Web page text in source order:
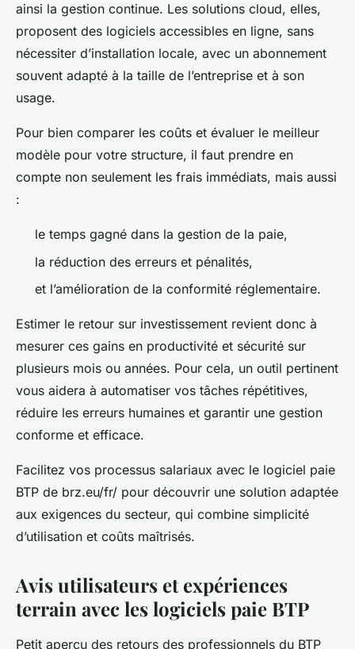
ainsi la gestion continue. Les solutions cloud, elles,
proposent des logiciels accessibles en ligne, sans
nécessiter d’installation locale, avec un abonnement
souvent adapté à la taille de l’entreprise et à son
usage.
Pour bien comparer les coûts et évaluer le meilleur
modèle pour votre structure, il faut prendre en
compte non seulement les frais immédiats, mais aussi
:
le temps gagné dans la gestion de la paie,
la réduction des erreurs et pénalités,
et l’amélioration de la conformité réglementaire.
Estimer le retour sur investissement revient donc à
mesurer ces gains en productivité et sécurité sur
plusieurs mois ou années. Pour cela, un outil pertinent
vous aidera à automatiser vos tâches répétitives,
réduire les erreurs humaines et garantir une gestion
conforme et efficace.
Facilitez vos processus salariaux avec le logiciel paie
BTP de brz.eu/fr/ pour découvrir une solution adaptée
aux exigences du secteur, qui combine simplicité
d’utilisation et coûts maîtrisés.
Avis utilisateurs et expériences
terrain avec les logiciels paie BTP
Petit aperçu des retours des professionnels du BTP